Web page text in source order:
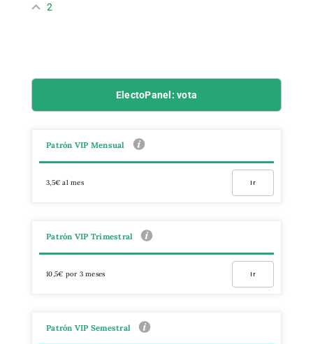
2
ElectoPanel: vota
Patrón VIP Mensual
3,5€ al mes Ir
Patrón VIP Trimestral
10,5€ por 3 meses Ir
Patrón VIP Semestral